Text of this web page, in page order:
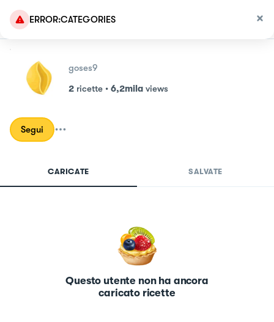
ERROR:CATEGORIES
goses9
2 ricette • 6,2mila views
Segui
CARICATE SALVATE
Questo utente non ha ancora
caricato ricette